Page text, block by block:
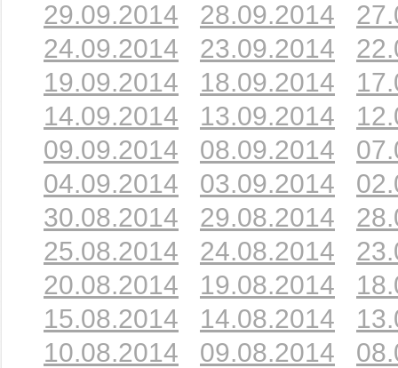
29.09.2014 28.09.2014
24.09.2014
23.09.2014
19.09.2014
18.09.2014
14.09.2014
13.09.2014
09.09.2014
08.09.2014
04.09.2014
03.09.2014
30.08.2014
29.08.2014
25.08.2014
24.08.2014
20.08.2014
19.08.2014
15.08.2014
14.08.2014
10.08.2014
09.08.2014